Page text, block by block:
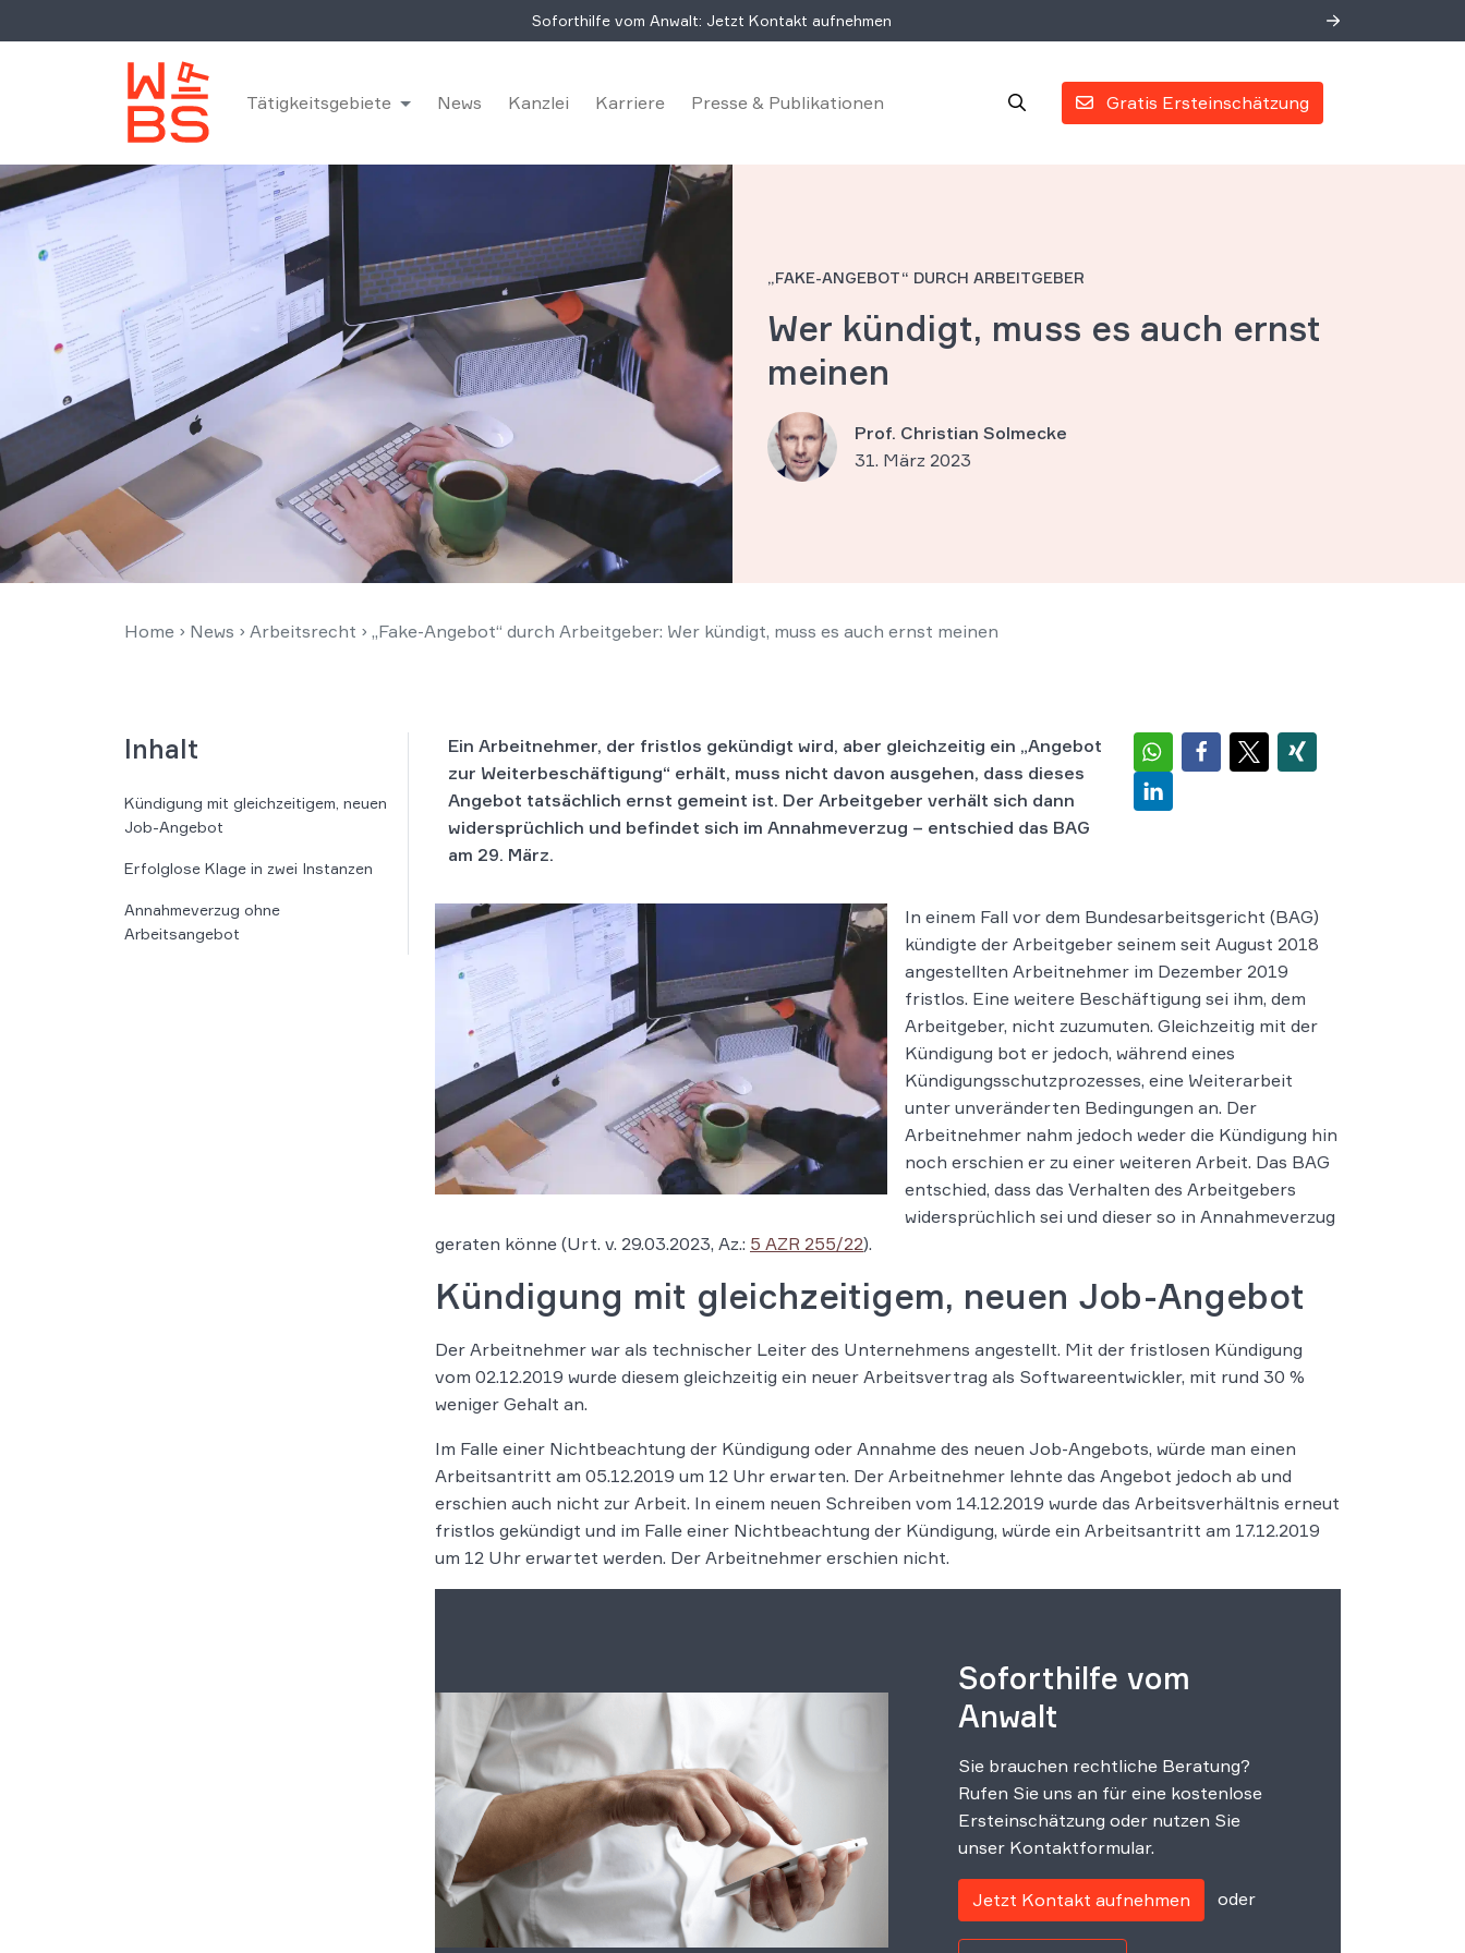
Soforthilfe vom Anwalt: Jetzt Kontakt aufnehmen
Gratis Ersteinschätzung
Tätigkeitsgebiete News Kanzlei Karriere Presse & Publikationen
„FAKE-ANGEBOT“ DURCH ARBEITGEBER
Wer kündigt, muss es auch ernst
meinen
Prof. Christian Solmecke
31. März 2023
Home › News › Arbeitsrecht › „Fake-Angebot“ durch Arbeitgeber: Wer kündigt, muss es auch ernst meinen
Inhalt
Kündigung mit gleichzeitigem, neuen
Job-Angebot
Erfolglose Klage in zwei Instanzen
Annahmeverzug ohne
Arbeitsangebot
Ein Arbeitnehmer, der fristlos gekündigt wird, aber gleichzeitig ein „Angebot
zur Weiterbeschäftigung“ erhält, muss nicht davon ausgehen, dass dieses
Angebot tatsächlich ernst gemeint ist. Der Arbeitgeber verhält sich dann
widersprüchlich und befindet sich im Annahmeverzug – entschied das BAG
am 29. März.
In einem Fall vor dem Bundesarbeitsgericht (BAG)
kündigte der Arbeitgeber seinem seit August 2018
angestellten Arbeitnehmer im Dezember 2019
fristlos. Eine weitere Beschäftigung sei ihm, dem
Arbeitgeber, nicht zuzumuten. Gleichzeitig mit der
Kündigung bot er jedoch, während eines
Kündigungsschutzprozesses, eine Weiterarbeit
unter unveränderten Bedingungen an. Der
Arbeitnehmer nahm jedoch weder die Kündigung hin
noch erschien er zu einer weiteren Arbeit. Das BAG
entschied, dass das Verhalten des Arbeitgebers
widersprüchlich sei und dieser so in Annahmeverzug
geraten könne (Urt. v. 29.03.2023, Az.: 5 AZR 255/22).
Kündigung mit gleichzeitigem, neuen Job-Angebot
Der Arbeitnehmer war als technischer Leiter des Unternehmens angestellt. Mit der fristlosen Kündigung
vom 02.12.2019 wurde diesem gleichzeitig ein neuer Arbeitsvertrag als Softwareentwickler, mit rund 30 %
weniger Gehalt an.
Im Falle einer Nichtbeachtung der Kündigung oder Annahme des neuen Job-Angebots, würde man einen
Arbeitsantritt am 05.12.2019 um 12 Uhr erwarten. Der Arbeitnehmer lehnte das Angebot jedoch ab und
erschien auch nicht zur Arbeit. In einem neuen Schreiben vom 14.12.2019 wurde das Arbeitsverhältnis erneut
fristlos gekündigt und im Falle einer Nichtbeachtung der Kündigung, würde ein Arbeitsantritt am 17.12.2019
um 12 Uhr erwartet werden. Der Arbeitnehmer erschien nicht.
Soforthilfe vom
Anwalt
Sie brauchen rechtliche Beratung?
Rufen Sie uns an für eine kostenlose
Ersteinschätzung oder nutzen Sie
unser Kontaktformular.
Jetzt Kontakt aufnehmen oder